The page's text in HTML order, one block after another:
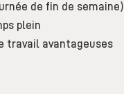
de fin de semaine)
plein
travail avantageuses